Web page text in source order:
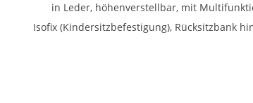
in Leder, höhenverstellbar, mit
Isofix (Kindersitzbefestigung), Rücksitzbank